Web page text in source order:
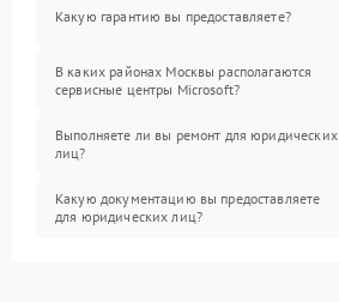
Какую гарантию вы предоставляете?
В каких районах Москвы располагаются
сервисные центры Microsoft?
Выполняете ли вы ремонт для юридических
лиц?
Какую документацию вы предоставляете
для юридических лиц?